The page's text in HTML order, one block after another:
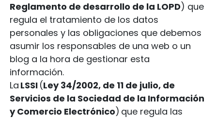
Reglamento de desarrollo de la LOPD) que
regula el tratamiento de los datos
personales y las obligaciones que debemos
asumir los responsables de una web o un
blog a la hora de gestionar esta
información.
La LSSI (Ley 34/2002, de 11 de julio, de
Servicios de la Sociedad de la Información
y Comercio Electrónico) que regula las